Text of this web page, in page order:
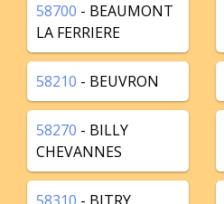
58700 - BEAUMONT
LA FERRIERE
58210 - BEUVRON
58270 - BILLY
CHEVANNES